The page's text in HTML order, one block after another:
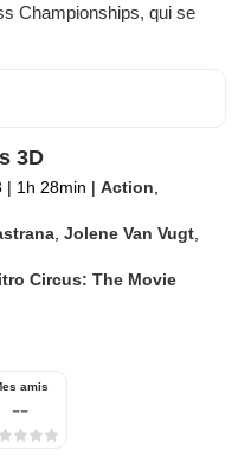
Championships, qui se
3D
| 1h 28min | Action
,Jolene Van Vugt
Circus: The Movie
amis
--